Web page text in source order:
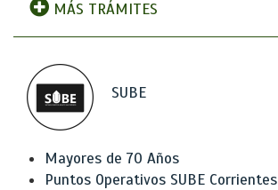
MÁS TRÁMITES
SUBE
Mayores de 70 Años
Puntos Operativos SUBE Corrientes